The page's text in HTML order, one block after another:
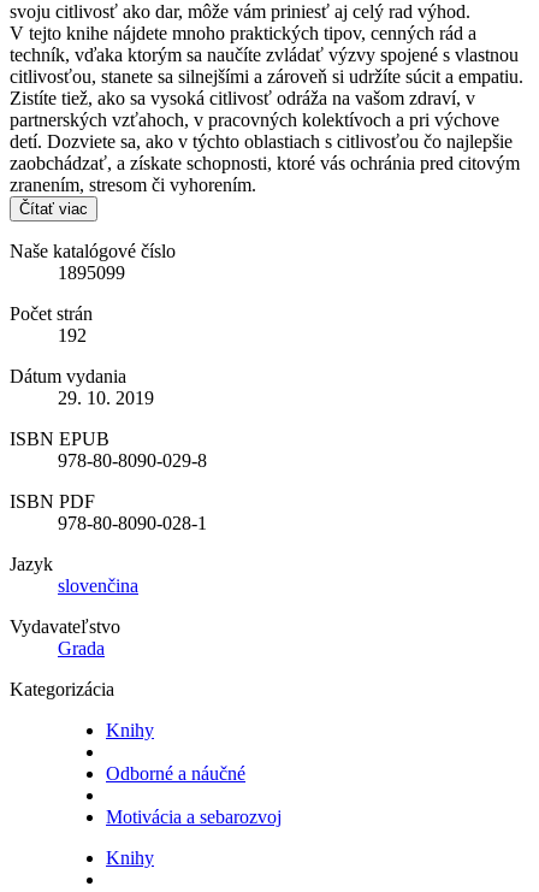
svoju citlivosť ako dar, môže vám priniesť aj celý rad výhod.
V tejto knihe nájdete mnoho praktických tipov, cenných rád a
techník, vďaka ktorým sa naučíte zvládať výzvy spojené s vlastnou
citlivosťou, stanete sa silnejšími a zároveň si udržíte súcit a empatiu.
Zistíte tiež, ako sa vysoká citlivosť odráža na vašom zdraví, v
partnerských vzťahoch, v pracovných kolektívoch a pri výchove
detí. Dozviete sa, ako v týchto oblastiach s citlivosťou čo najlepšie
zaobchádzať, a získate schopnosti, ktoré vás ochránia pred citovým
zranením, stresom či vyhorením.
Čítať viac
Naše katalógové číslo
1895099
Počet strán
192
Dátum vydania
29. 10. 2019
ISBN EPUB
978-80-8090-029-8
ISBN PDF
978-80-8090-028-1
Jazyk
slovenčina
Vydavateľstvo
Grada
Kategorizácia
Knihy
Odborné a náučné
Motivácia a sebarozvoj
Knihy